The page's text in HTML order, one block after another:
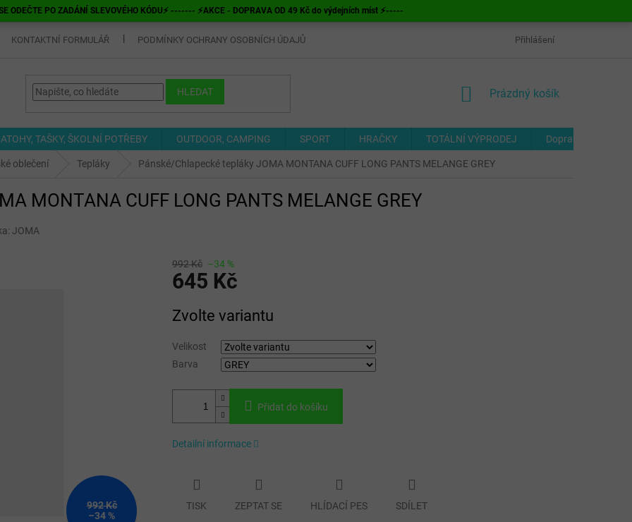
ODEČTE PO ZADÁNÍ SLEVOVÉHO KÓDU⚡ ------- ⚡AKCE - DOPRAVA OD 49 Kč do výdejních míst ⚡-----
KONTAKTNÍ FORMULÁŘ PODMÍNKY OCHRANY OSOBNÍCH ÚDAJŮ ODSTOUPENÍ OD SMLOUVY
Přihlášení
HLEDAT
NÁKUPNÍ
Prázdný košík
TAŠKY, ŠKOLNÍ POTŘEBY OUTDOOR, CAMPING SPORT HRAČKY TOTÁLNÍ VÝPRODEJ Doprava a platba
oblečení Tepláky Pánské/Chlapecké tepláky JOMA MONTANA CUFF LONG PANTS MELANGE GREY
MONTANA CUFF LONG PANTS MELANGE GREY
JOMA
992 Kč
–34 %
992 Kč –34 %
645 Kč
cena:
Zvolte variantu
Velikost
Barva
Přidat do košíku
Detailní informace
TISK ZEPTAT SE HLÍDACÍ PES SDÍLET